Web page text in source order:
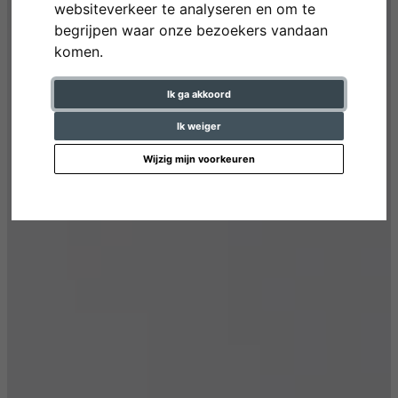
websiteverkeer te analyseren en om te
begrijpen waar onze bezoekers vandaan
komen.
Ik ga akkoord
Ik weiger
Wijzig mijn voorkeuren